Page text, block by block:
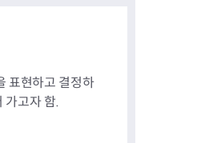
표현하고 결정하
가고자 함.